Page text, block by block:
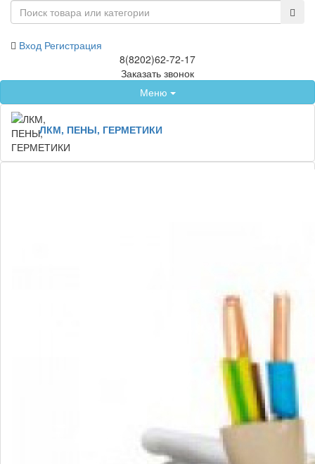
Вход Регистрация
8(8202)62-72-17
Заказать звонок
Меню
ЛКМ, ПЕНЫ, ГЕРМЕТИКИ